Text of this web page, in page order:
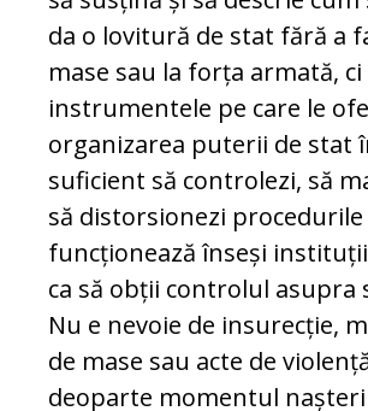
da o lovitură de stat fără a
mase sau la forța armată,
instrumentele pe care le
organizarea puterii de stat
suficient să controlezi, să
să distorsionezi
funcționează înseși
ca să obții controlul asupra
Nu e nevoie de insurecție,
de mase sau acte de
deoparte momentul nașterii